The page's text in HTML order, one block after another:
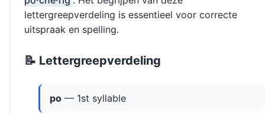
lettergreepverdeling is essentieel voor correcte
uitspraak en spelling.
📝 Lettergreepverdeling
po — 1st syllable